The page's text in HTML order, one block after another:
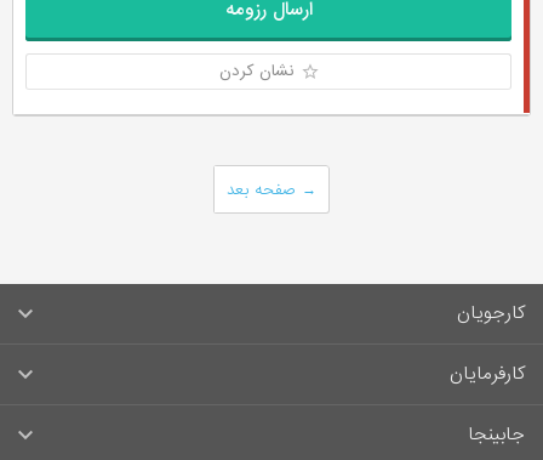
ارسال رزومه
نشان کردن
صفحه بعد →
کارجویان
سوالات متداول کارجویان
کارفرمایان
راهنمای ثبت آگهی استخدام
جابینجا